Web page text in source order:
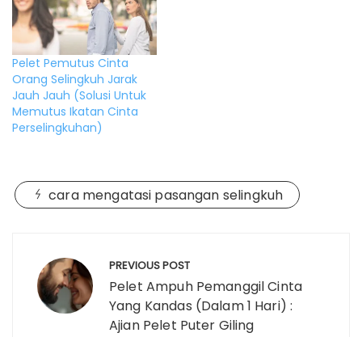
Pelet Pemutus Cinta
Orang Selingkuh Jarak
Jauh Jauh (Solusi Untuk
Memutus Ikatan Cinta
Perselingkuhan)
cara mengatasi pasangan selingkuh
navigation PREVIOUS POST
Pelet Ampuh Pemanggil Cinta
Yang Kandas (Dalam 1 Hari) :
Ajian Pelet Puter Giling